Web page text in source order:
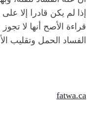
إذا لم يكن قادرا إلا
قراءة الأصح أنها لا
الفساد الحمل وتقليب
fatwa.ca